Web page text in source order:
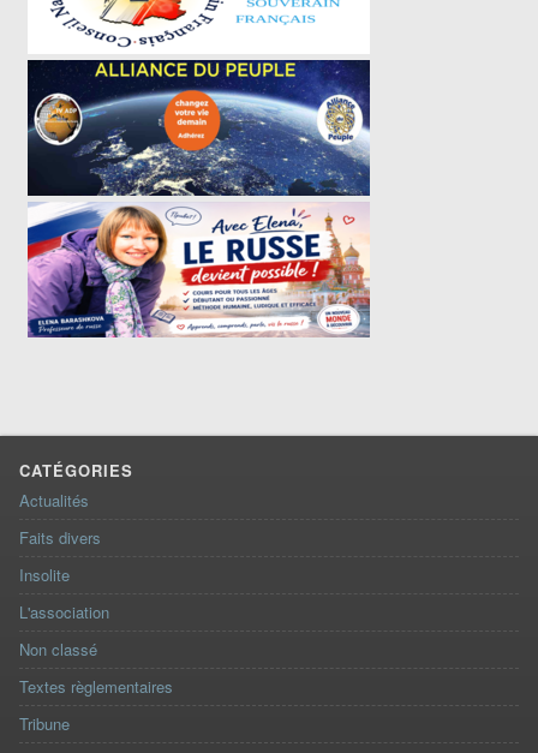
CATÉGORIES
Actualités
Faits divers
Insolite
L'association
Non classé
Textes règlementaires
Tribune